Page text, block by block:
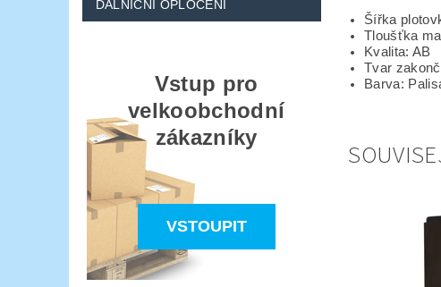
DÁLNIČNÍ OPLOCENÍ
Vstup pro
velkoobchodní
zákazníky
VSTOUPIT
Šířka
Tloušťka
Kvalita: AB
Tvar
Barva: